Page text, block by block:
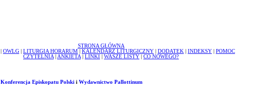
STRONA GŁÓWNA
OWLG LITURGIA HORARUM KALENDARZ LITURGICZNY DODATEK INDEKSY
POMOC
CZYTELNIA
ANKIETA LINKI WASZE LISTY CO NOWEGO?
Konferencja Episkopatu Polskii Wydawnictwo Pallottinum